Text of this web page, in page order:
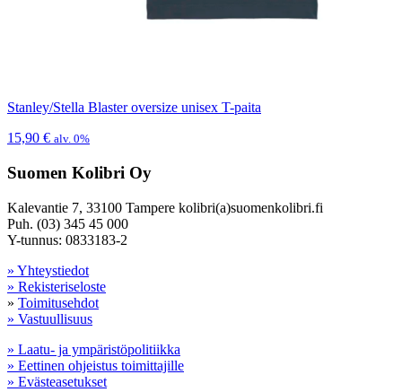
Stanley/Stella Blaster oversize unisex T-paita
15,90 € alv. 0%
Suomen Kolibri Oy
Kalevantie 7, 33100 Tampere kolibri(a)suomenkolibri.fi
Puh. (03) 345 45 000
Y-tunnus: 0833183-2
» Yhteystiedot
» Rekisteriseloste
» Toimitusehdot
» Vastuullisuus
» Laatu- ja ympäristöpolitiikka
» Eettinen ohjeistus toimittajille
» Evästeasetukset